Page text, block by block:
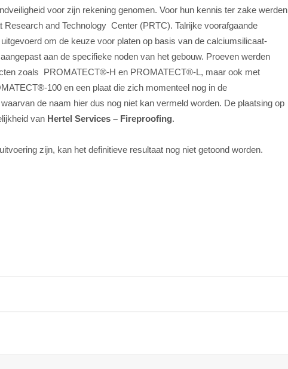
voor zijn rekening genomen. Voor hun kennis ter zake werden
Research and Technology Center (PRTC). Talrijke voorafgaande
om de keuze voor platen op basis van de calciumsilicaat-
aan de specifieke noden van het gebouw. Proeven werden
zoals PROMATECT®-H en PROMATECT®-L, maar ook met
100 en een plaat die zich momenteel nog in de
de naam hier dus nog niet kan vermeld worden. De plaatsing op
van Hertel Services – Fireproofing.
zijn, kan het definitieve resultaat nog niet getoond worden.